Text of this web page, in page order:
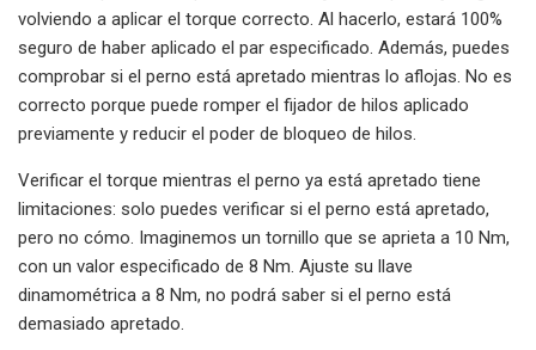
volviendo a aplicar el torque correcto. Al hacerlo, estará 100%
seguro de haber aplicado el par especificado. Además, puedes
comprobar si el perno está apretado mientras lo aflojas. No es
correcto porque puede romper el fijador de hilos aplicado
previamente y reducir el poder de bloqueo de hilos.
Verificar el torque mientras el perno ya está apretado tiene
limitaciones: solo puedes verificar si el perno está apretado,
pero no cómo. Imaginemos un tornillo que se aprieta a 10 Nm,
con un valor especificado de 8 Nm. Ajuste su llave
dinamométrica a 8 Nm, no podrá saber si el perno está
demasiado apretado.